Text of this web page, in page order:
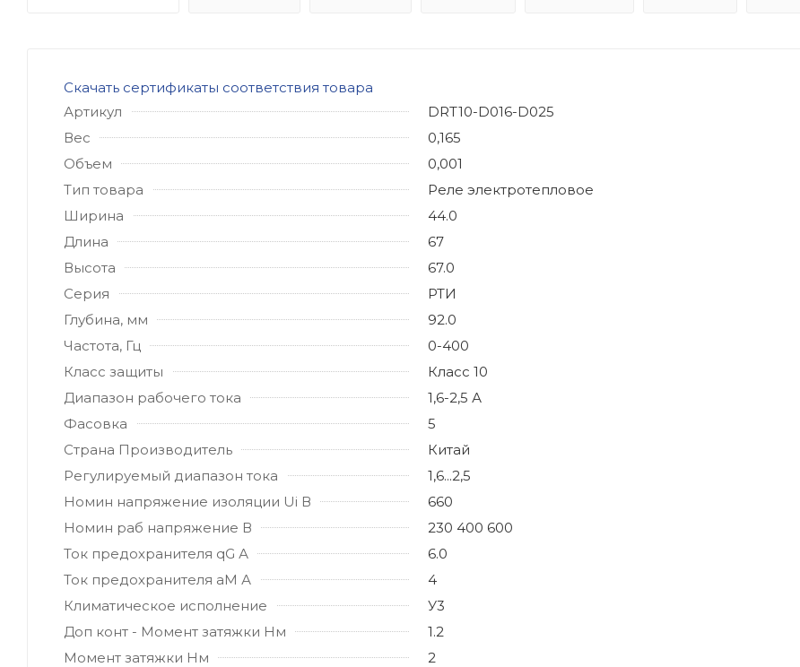
Скачать сертификаты соответствия товара
Артикул
DRT10-D016-D025
Вес
0,165
Объем
0,001
Тип товара
Реле электротепловое
Ширина
44.0
Длина
67
Высота
67.0
Серия
РТИ
Глубина, мм
92.0
Частота, Гц
0-400
Класс защиты
Класс 10
Диапазон рабочего тока
1,6-2,5 А
Фасовка
5
Страна Производитель
Китай
Регулируемый диапазон тока
1,6...2,5
Номин напряжение изоляции Ui В
660
Номин раб напряжение В
230 400 600
Ток предохранителя qG А
6.0
Ток предохранителя aM А
4
Климатическое исполнение
У3
Доп конт - Момент затяжки Нм
1.2
Момент затяжки Нм
2